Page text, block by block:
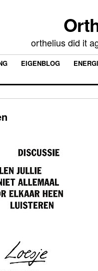
orthelius did it
EIGENBLOG